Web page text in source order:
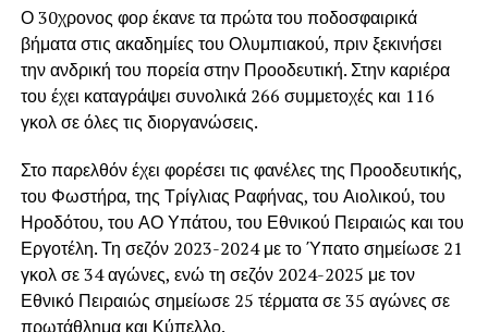
Ο 30χρονος φορ έκανε τα πρώτα του ποδοσφαιρικά
βήματα στις ακαδημίες του Ολυμπιακού, πριν ξεκινήσει
την ανδρική του πορεία στην Προοδευτική. Στην καριέρα
του έχει καταγράψει συνολικά 266 συμμετοχές και 116
γκολ σε όλες τις διοργανώσεις.
Στο παρελθόν έχει φορέσει τις φανέλες της Προοδευτικής,
του Φωστήρα, της Τρίγλιας Ραφήνας, του Αιολικού, του
Ηροδότου, του ΑΟ Υπάτου, του Εθνικού Πειραιώς και του
Εργοτέλη. Τη σεζόν 2023-2024 με το Ύπατο σημείωσε 21
γκολ σε 34 αγώνες, ενώ τη σεζόν 2024-2025 με τον
Εθνικό Πειραιώς σημείωσε 25 τέρματα σε 35 αγώνες σε
πρωτάθλημα και Κύπελλο.